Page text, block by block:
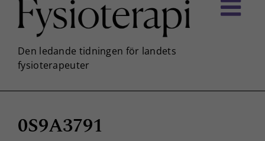
innehållet
0S9A3791